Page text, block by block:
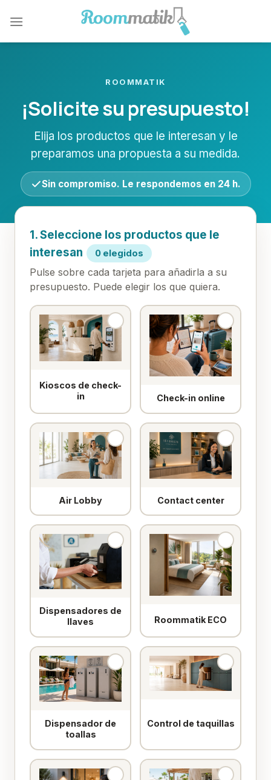
ROOMMATIK
¡Solicite su presupuesto!
Elija los productos que le interesan y le
preparamos una propuesta a su medida.
Sin compromiso. Le respondemos en 24 h.
1. Seleccione los productos que le
interesan
0 elegidos
Pulse sobre cada tarjeta para añadirla a su
presupuesto. Puede elegir los que quiera.
Kioscos de check-
in
Check-in online
Air Lobby Contact center
Dispensadores de
llaves
Roommatik ECO
Dispensador de
toallas
Control de taquillas